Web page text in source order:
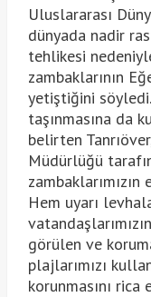
Uluslararası
dünyada nadir
tehlikesi
zambaklarının
yetiştiğini
taşınmasına da
belirten
Müdürlüğü
Hem uyarı
görülen ve
plajlarımızı
korunmasını rica